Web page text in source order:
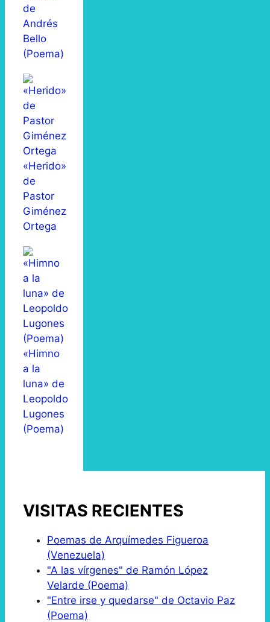
de
Andrés
Bello
(Poema)
«Herido»
de
Pastor
Giménez
Ortega
«Himno
a la
luna» de
Leopoldo
Lugones
(Poema)
VISITAS RECIENTES
Poemas de Arquímedes Figueroa
(Venezuela)
"A las vírgenes" de Ramón López
Velarde (Poema)
"Entre irse y quedarse" de Octavio Paz
(Poema)